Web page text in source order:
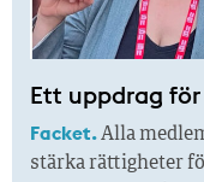
Ett uppdrag
Facket.Alla
stärka rättigheter